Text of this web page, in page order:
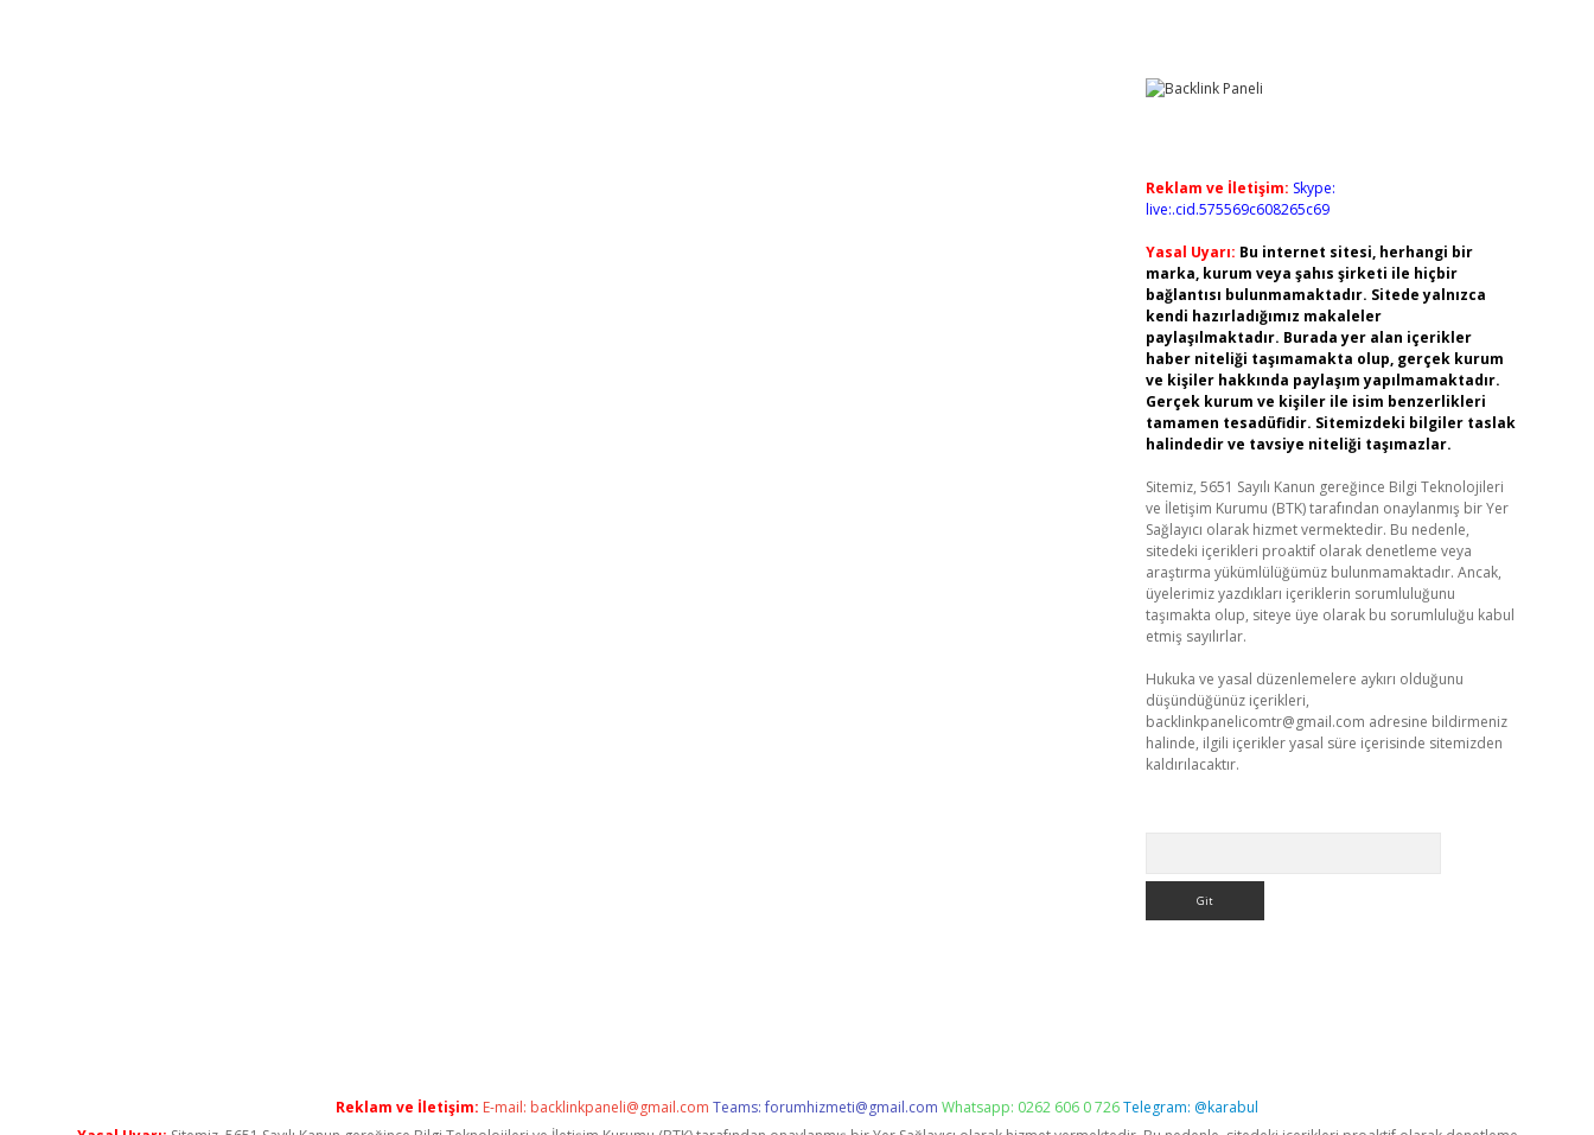
Reklam ve İletişim: Skype:
live:.cid.575569c608265c69
Yasal Uyarı: Bu internet sitesi, herhangi bir
marka, kurum veya şahıs şirketi ile hiçbir
bağlantısı bulunmamaktadır. Sitede yalnızca
kendi hazırladığımız makaleler
paylaşılmaktadır. Burada yer alan içerikler
haber niteliği taşımamakta olup, gerçek kurum
ve kişiler hakkında paylaşım yapılmamaktadır.
Gerçek kurum ve kişiler ile isim benzerlikleri
tamamen tesadüfidir. Sitemizdeki bilgiler taslak
halindedir ve tavsiye niteliği taşımazlar.
Sitemiz, 5651 Sayılı Kanun gereğince Bilgi Teknolojileri
ve İletişim Kurumu (BTK) tarafından onaylanmış bir Yer
Sağlayıcı olarak hizmet vermektedir. Bu nedenle,
sitedeki içerikleri proaktif olarak denetleme veya
araştırma yükümlülüğümüz bulunmamaktadır. Ancak,
üyelerimiz yazdıkları içeriklerin sorumluluğunu
taşımakta olup, siteye üye olarak bu sorumluluğu kabul
etmiş sayılırlar.
Hukuka ve yasal düzenlemelere aykırı olduğunu
düşündüğünüz içerikleri,
backlinkpanelicomtr@gmail.com adresine bildirmeniz
halinde, ilgili içerikler yasal süre içerisinde sitemizden
kaldırılacaktır.
Reklam ve İletişim: E-mail: backlinkpaneli@gmail.com Teams:forumhizmeti@gmail.com Whatsapp: 0262 606 0 726Telegram: @karabul